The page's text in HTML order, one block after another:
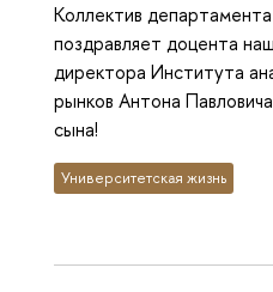
Коллектив
поздравляет доцента
директора Института
рынков Антона
сына!
Университетская жизнь